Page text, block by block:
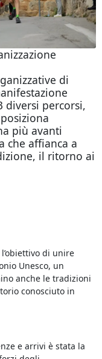
di
diversi percorsi,
più avanti
che affianca a
il ritorno ai
di unire
Unesco, un
anche le tradizioni
conosciuto in
e arrivi è stata la